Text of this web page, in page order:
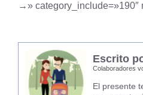
→» category_include=»190″
Escrito
Colaboradores
El presente